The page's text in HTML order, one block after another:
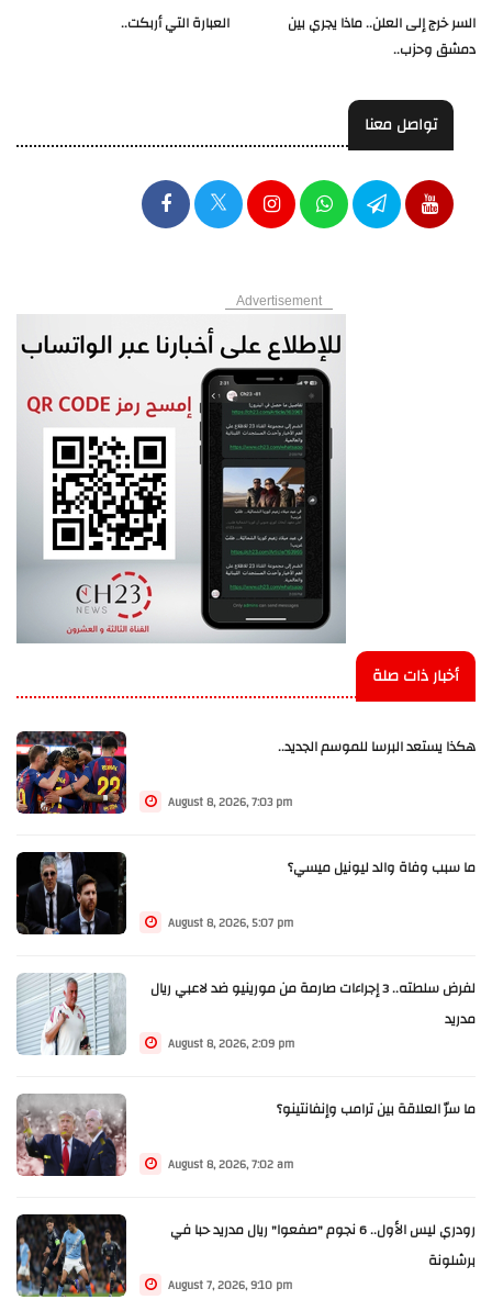
العبارة التي أربكت..
السر خرج إلى العلن.. ماذا يجري بين
دمشق وحزب..
تواصل معنا
Advertisement
أخبار ذات صلة
هكذا يستعد البرسا للموسم الجديد..
August 8, 2026, 7:03 pm
ما سبب وفاة والد ليونيل ميسي؟
August 8, 2026, 5:07 pm
لفرض سلطته.. 3 إجراءات صارمة من مورينيو ضد لاعبي ريال
مدريد
August 8, 2026, 2:09 pm
ما سرّ العلاقة بين ترامب وإنفانتينو؟
August 8, 2026, 7:02 am
رودري ليس الأول.. 6 نجوم "صفعوا" ريال مدريد حبا في
برشلونة
August 7, 2026, 9:10 pm